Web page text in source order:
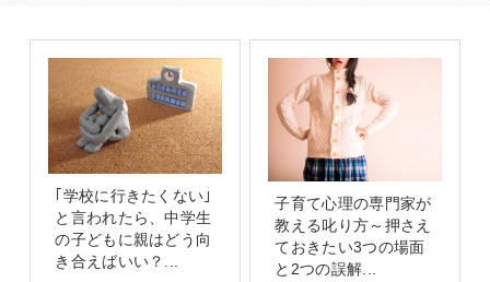
｢学校に行きたくない｣
と言われたら、中学生
の子どもに親はどう向
き合えばいい？...
子育て心理の専門家が
教える叱り方～押さえ
ておきたい3つの場面
と2つの誤解...